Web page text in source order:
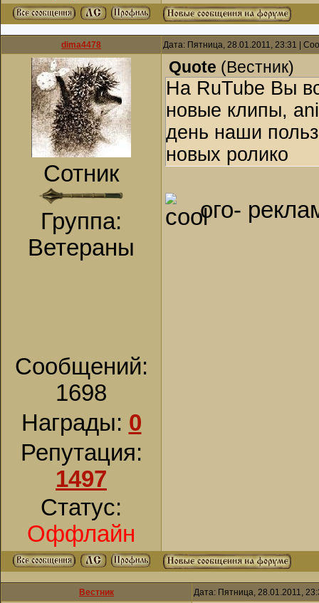
dima4478 Дата: Пятница, 28.01.2011, 23:31 |
Сотник
Группа:
Ветераны
Сообщений:
1698
Награды: 0
Репутация:
1497
Статус:
Оффлайн
Quote (Вестник)
На RuTube Вы
новые клипы,
день наши
новых ролико
ого-
Вестник Дата: Пятница, 28.01.2011,